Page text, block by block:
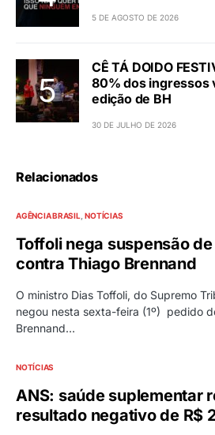
5 DE AGOSTO DE 2026
CÊ TÁ DOIDO
80% dos ingressos
edição de BH
30 DE JULHO DE 2026
Relacionados
AGÊNCIA BRASIL NOTÍCIAS
Toffoli nega suspensão
contra Thiago Brennand
O ministro Dias Toffoli, do Supremo
negou nesta sexta-feira (1º) pedido
Brennand…
NOTÍCIAS
ANS: saúde suplementar
resultado negativo de R$